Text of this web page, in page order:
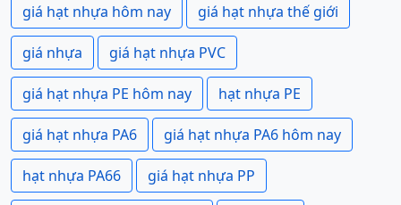
giá hạt nhựa hôm nay giá hạt nhựa thế giới
giá nhựa giá hạt nhựa PVC
giá hạt nhựa PE hôm nay hạt nhựa PE
giá hạt nhựa PA6 giá hạt nhựa PA6 hôm nay
hạt nhựa PA66 giá hạt nhựa PP